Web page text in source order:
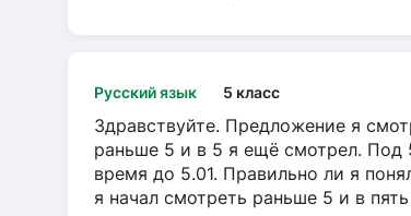
Русский язык 5 класс
Здравствуйте. Предложение я
раньше 5 и в 5 я ещё смотрел. Под
время до 5.01. Правильно ли я
я начал смотреть раньше 5 и в пять